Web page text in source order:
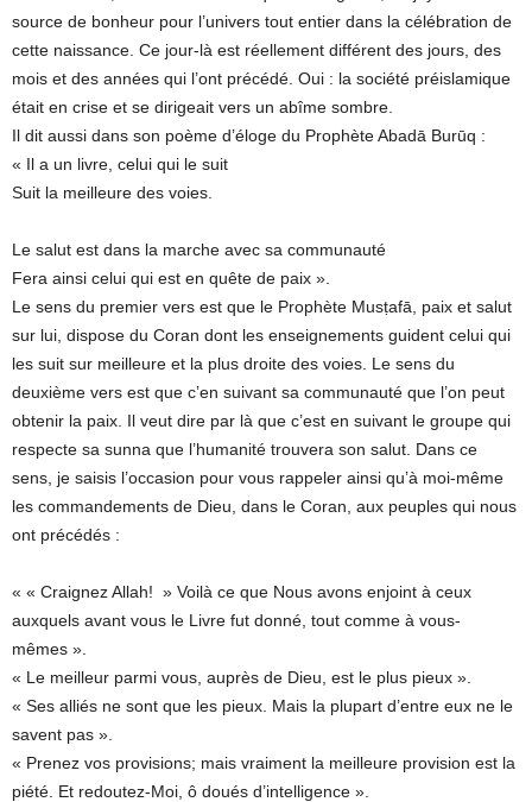
source de bonheur pour l’univers tout entier dans la célébration de
cette naissance. Ce jour-là est réellement différent des jours, des
mois et des années qui l’ont précédé. Oui : la société préislamique
était en crise et se dirigeait vers un abîme sombre.
Il dit aussi dans son poème d’éloge du Prophète Abadā Burūq :
« Il a un livre, celui qui le suit
Suit la meilleure des voies.
Le salut est dans la marche avec sa communauté
Fera ainsi celui qui est en quête de paix ».
Le sens du premier vers est que le Prophète Musṭafā, paix et salut
sur lui, dispose du Coran dont les enseignements guident celui qui
les suit sur meilleure et la plus droite des voies. Le sens du
deuxième vers est que c’en suivant sa communauté que l’on peut
obtenir la paix. Il veut dire par là que c’est en suivant le groupe qui
respecte sa sunna que l’humanité trouvera son salut. Dans ce
sens, je saisis l’occasion pour vous rappeler ainsi qu’à moi-même
les commandements de Dieu, dans le Coran, aux peuples qui nous
ont précédés :
« « Craignez Allah! » Voilà ce que Nous avons enjoint à ceux
auxquels avant vous le Livre fut donné, tout comme à vous-
mêmes ».
« Le meilleur parmi vous, auprès de Dieu, est le plus pieux ».
« Ses alliés ne sont que les pieux. Mais la plupart d’entre eux ne le
savent pas ».
« Prenez vos provisions; mais vraiment la meilleure provision est la
piété. Et redoutez-Moi, ô doués d’intelligence ».